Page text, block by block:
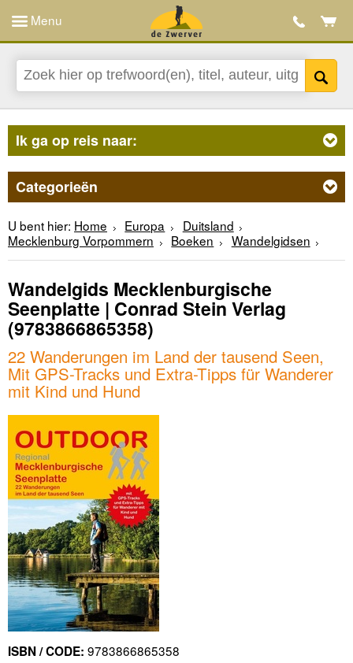
Menu
Ik ga op reis naar:
Categorieën
U bent hier: Home Europa
Duitsland
Mecklenburg Vorpommern
Boeken Wandelgidsen
Wandelgids Mecklenburgische
Seenplatte | Conrad Stein Verlag
(9783866865358)
22 Wanderungen im Land der tausend Seen,
Mit GPS-Tracks und Extra-Tipps für Wanderer
mit Kind und Hund
ISBN / CODE: 9783866865358